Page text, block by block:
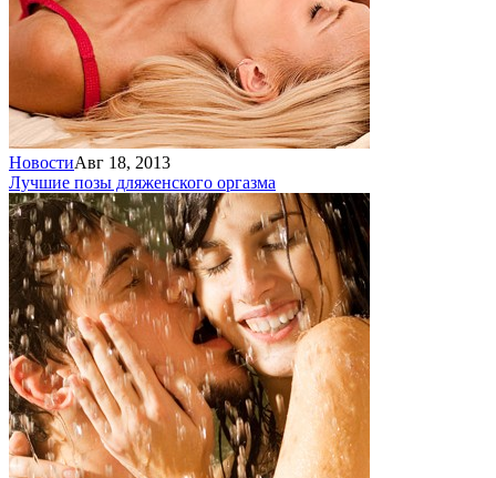
НовостиАвг 18, 2013
Лучшие позы дляженского оргазма